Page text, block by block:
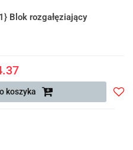
Blok rozgałęziający
koszyka